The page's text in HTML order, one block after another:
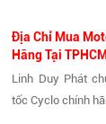
Địa Chỉ Mua
Hãng Tại TPHCM
Linh Duy Phát
tốc Cyclo chính